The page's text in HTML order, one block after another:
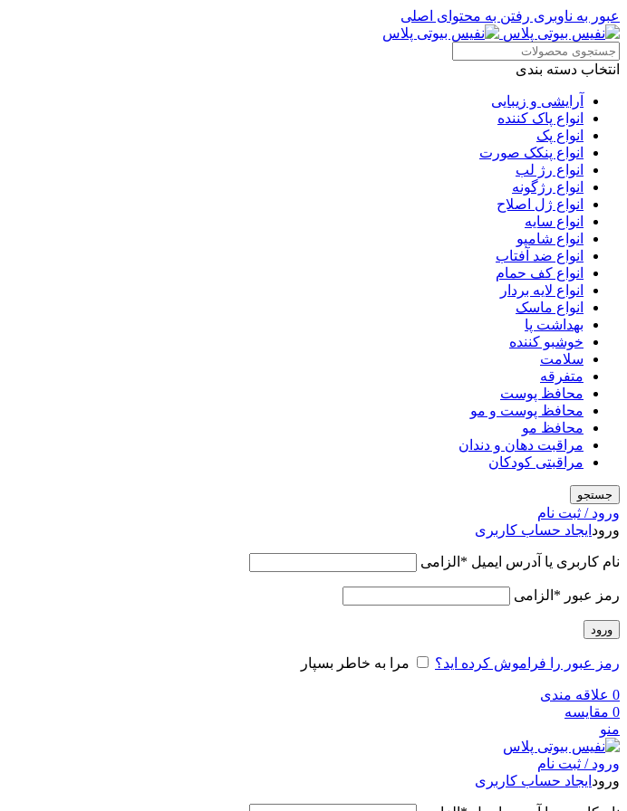
عبور به ناوبری رفتن به محتوای اصلی
انتخاب دسته بندی
آرایشی و زیبایی
انواع پاک کننده
انواع پک
انواع پنکک صورت
انواع رژ لب
انواع رژگونه
انواع ژل اصلاح
انواع سایه
انواع شامپو
انواع ضد آفتاب
انواع کف حمام
انواع لایه بردار
انواع ماسک
بهداشت پا
خوشبو کننده
سلامت
متفرقه
محافظ پوست
محافظ پوست و مو
محافظ مو
مراقبت دهان و دندان
مراقبتی کودکان
جستجو
ورود / ثبت نام
ورود ایجاد حساب کاربری
نام کاربری یا آدرس ایمیل * الزامی
رمز عبور * الزامی
ورود
رمز عبور را فراموش کرده اید؟ مرا به خاطر بسپار
0 علاقه مندی
0 مقایسه
منو
ورود / ثبت نام
ورود ایجاد حساب کاربری